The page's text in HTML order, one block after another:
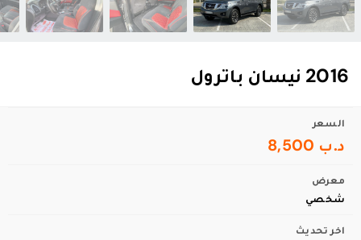
2016 نيسان باترول
السعر
د.ب 8,500
معرض
شخصي
اخر تحديث